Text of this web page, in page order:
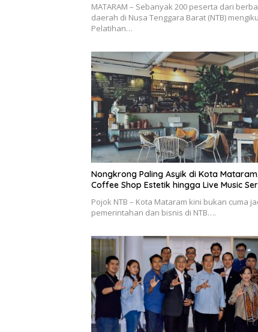
MATARAM – Sebanyak 200 peserta dari
daerah di Nusa Tenggara Barat (NTB)
Pelatihan…
Nongkrong Paling Asyik di Kota
Coffee Shop Estetik hingga Live Music
Pojok NTB – Kota Mataram kini bukan cuma
pemerintahan dan bisnis di NTB….